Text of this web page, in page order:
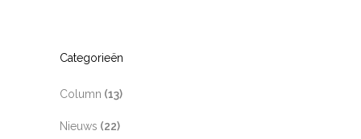
Categorieën
Column (13)
Nieuws (22)